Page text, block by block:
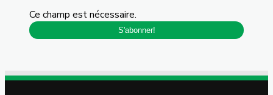
Ce champ est nécessaire.